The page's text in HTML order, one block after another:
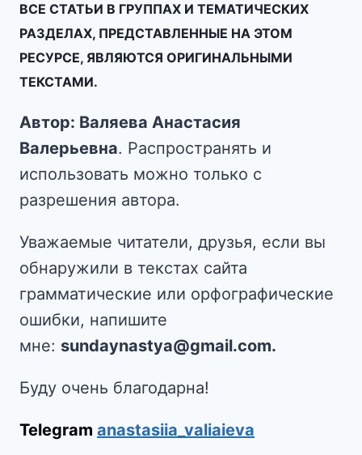
ВСЕ СТАТЬИ В ГРУППАХ И ТЕМАТИЧЕСКИХ
РАЗДЕЛАХ, ПРЕДСТАВЛЕННЫЕ НА ЭТОМ
РЕСУРСЕ, ЯВЛЯЮТСЯ ОРИГИНАЛЬНЫМИ
ТЕКСТАМИ.
Автор: Валяева Анастасия
Валерьевна. Распространять и
использовать можно только с
разрешения автора.
Уважаемые читатели, друзья, если вы
обнаружили в текстах сайта
грамматические или орфографические
ошибки, напишите
мне: sundaynastya@gmail.com.
Буду очень благодарна!
Telegram anastasiia_valiaieva